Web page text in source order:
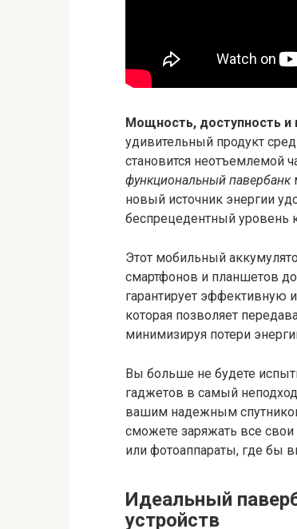
Мощность, доступность
удивительный продукт
становится неотъемлемой
функциональный павербанк
новый источник энергии
беспрецедентный уровень
Этот мобильный
смартфонов и планшетов
гарантирует эффективную
которая позволяет
минимизируя потери
Вы больше не будете
гаджетов в самый
вашим надежным
сможете заряжать все
или фотоаппараты, где бы
Идеальный
устройств